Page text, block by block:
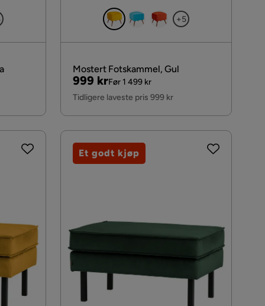
+5
Mostert Fotskammel, Gul
Pris
999 kr
Original
Pris
Før 1 499 kr
Tidligere laveste pris 999 kr
Et godt kjøp